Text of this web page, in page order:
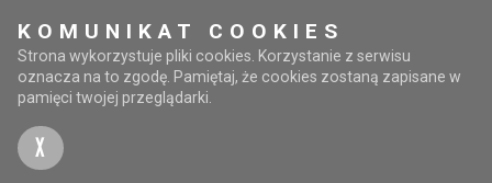
KOMUNIKAT COOKIES
Strona wykorzystuje pliki cookies. Korzystanie z serwisu
oznacza na to zgodę. Pamiętaj, że cookies zostaną zapisane w
pamięci twojej przeglądarki.
X